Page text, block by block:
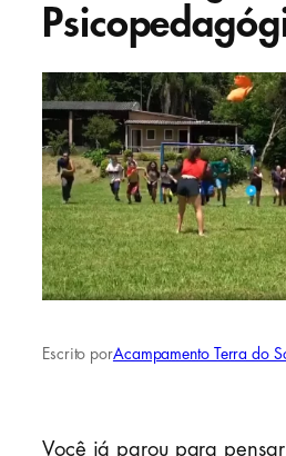
Escrito porAcampamento Terra do
Você já parou para